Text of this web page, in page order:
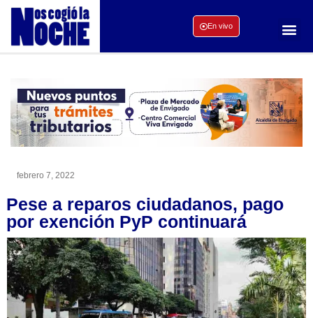
En vivo
febrero 7, 2022
Pese a reparos ciudadanos, pago
por exención PyP continuará